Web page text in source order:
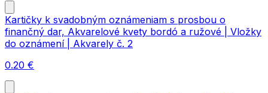
Kartičky k svadobným oznámeniam s prosbou o
finančný dar, Akvarelové kvety bordó a ružové | Vložky
do oznámení | Akvarely č. 2
0.20 €